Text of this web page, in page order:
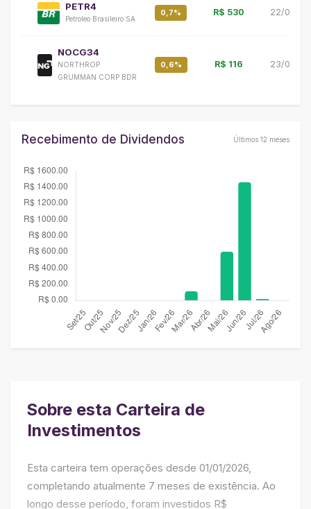
PETR4
Petroleo Brasileiro SA
0,7% R$ 530 22/06/
NOCG34
NORTHROP
GRUMMAN CORP BDR
0,6% R$ 116 23/06/
Recebimento de Dividendos Últimos 12 meses
Sobre esta Carteira de
Investimentos
Esta carteira tem operações desde 01/01/2026,
completando atualmente 7 meses de existência. Ao
longo desse período, foram investidos R$